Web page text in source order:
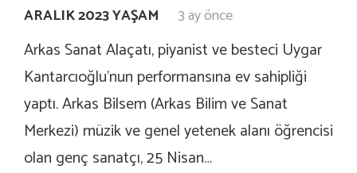
ARALIK 2023 YAŞAM 3 ay önce
Arkas Sanat Alaçatı, piyanist ve besteci Uygar
Kantarcıoğlu’nun performansına ev sahipliği
yaptı. Arkas Bilsem (Arkas Bilim ve Sanat
Merkezi) müzik ve genel yetenek alanı öğrencisi
olan genç sanatçı, 25 Nisan…